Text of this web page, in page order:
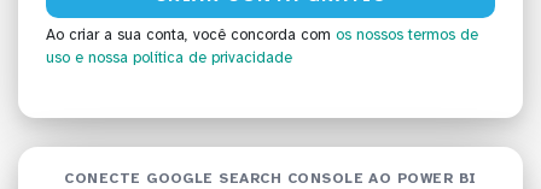
Ao criar a sua conta, você concorda com os nossos termos de
uso e nossa política de privacidade
CONECTE GOOGLE SEARCH CONSOLE AO POWER BI